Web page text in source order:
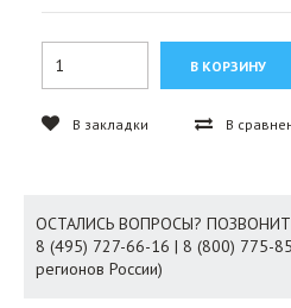
В закладки В
ОСТАЛИСЬ ВОПРОСЫ?
8 (495) 727-66-16 | 8 (800) 775-
регионов России)